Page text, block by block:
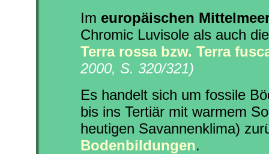
Im europäischen
Chromic Luvisole als auch
Terra rossa bzw. Terra
2000, S. 320/321)
Es handelt sich um fossile
bis ins Tertiär mit warmem
heutigen Savannenklima)
Bodenbildungen.